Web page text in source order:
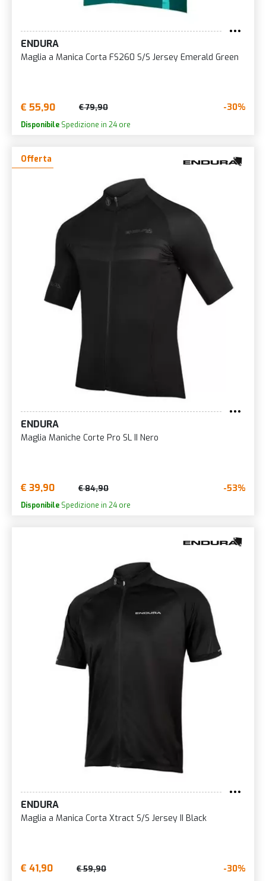
ENDURA
Maglia a Manica Corta FS260 S/S Jersey Emerald Green
€ 55,90 € 79,90 -30%
Disponibile Spedizione in 24 ore
Offerta
ENDURA
Maglia Maniche Corte Pro SL II Nero
€ 39,90 € 84,90 -53%
Disponibile Spedizione in 24 ore
ENDURA
Maglia a Manica Corta Xtract S/S Jersey II Black
€ 41,90 € 59,90 -30%